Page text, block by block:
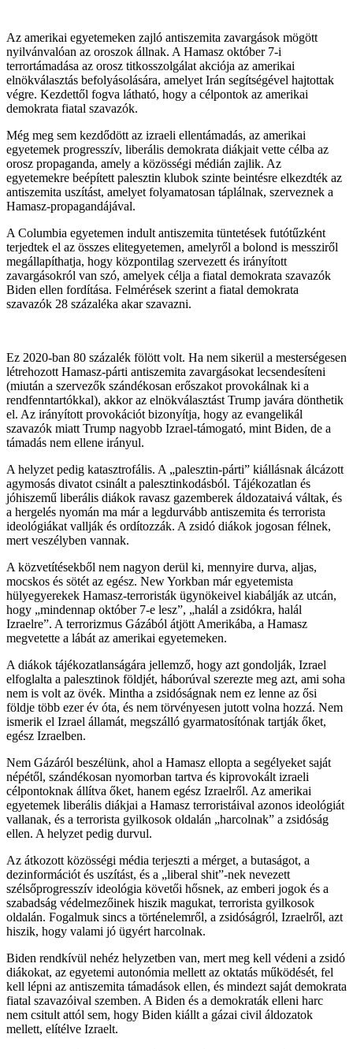
Az amerikai egyetemeken zajló antiszemita zavargások mögött
nyilvánvalóan az oroszok állnak. A Hamasz október 7-i
terrortámadása az orosz titkosszolgálat akciója az amerikai
elnökválasztás befolyásolására, amelyet Irán segítségével hajtottak
végre. Kezdettől fogva látható, hogy a célpontok az amerikai
demokrata fiatal szavazók.
Még meg sem kezdődött az izraeli ellentámadás, az amerikai
egyetemek progresszív, liberális demokrata diákjait vette célba az
orosz propaganda, amely a közösségi médián zajlik. Az
egyetemekre beépített palesztin klubok szinte beintésre elkezdték az
antiszemita uszítást, amelyet folyamatosan táplálnak, szerveznek a
Hamasz-propagandájával.
A Columbia egyetemen indult antiszemita tüntetések futótűzként
terjedtek el az összes elitegyetemen, amelyről a bolond is messziről
megállapíthatja, hogy központilag szervezett és irányított
zavargásokról van szó, amelyek célja a fiatal demokrata szavazók
Biden ellen fordítása. Felmérések szerint a fiatal demokrata
szavazók 28 százaléka akar szavazni.
Ez 2020-ban 80 százalék fölött volt. Ha nem sikerül a mesterségesen
létrehozott Hamasz-párti antiszemita zavargásokat lecsendesíteni
(miután a szervezők szándékosan erőszakot provokálnak ki a
rendfenntartókkal), akkor az elnökválasztást Trump javára dönthetik
el. Az irányított provokációt bizonyítja, hogy az evangelikál
szavazók miatt Trump nagyobb Izrael-támogató, mint Biden, de a
támadás nem ellene irányul.
A helyzet pedig katasztrofális. A „palesztin-párti” kiállásnak álcázott
agymosás divatot csinált a palesztinkodásból. Tájékozatlan és
jóhiszemű liberális diákok ravasz gazemberek áldozataivá váltak, és
a hergelés nyomán ma már a legdurvább antiszemita és terrorista
ideológiákat vallják és ordítozzák. A zsidó diákok jogosan félnek,
mert veszélyben vannak.
A közvetítésekből nem nagyon derül ki, mennyire durva, aljas,
mocskos és sötét az egész. New Yorkban már egyetemista
hülyegyerekek Hamasz-terroristák ügynökeivel kiabálják az utcán,
hogy „mindennap október 7-e lesz”, „halál a zsidókra, halál
Izraelre”. A terrorizmus Gázából átjött Amerikába, a Hamasz
megvetette a lábát az amerikai egyetemeken.
A diákok tájékozatlanságára jellemző, hogy azt gondolják, Izrael
elfoglalta a palesztinok földjét, háborúval szerezte meg azt, ami soha
nem is volt az övék. Mintha a zsidóságnak nem ez lenne az ősi
földje több ezer év óta, és nem törvényesen jutott volna hozzá. Nem
ismerik el Izrael államát, megszálló gyarmatosítónak tartják őket,
egész Izraelben.
Nem Gázáról beszélünk, ahol a Hamasz ellopta a segélyeket saját
népétől, szándékosan nyomorban tartva és kiprovokált izraeli
célpontoknak állítva őket, hanem egész Izraelről. Az amerikai
egyetemek liberális diákjai a Hamasz terroristáival azonos ideológiát
vallanak, és a terrorista gyilkosok oldalán „harcolnak” a zsidóság
ellen. A helyzet pedig durvul.
Az átkozott közösségi média terjeszti a mérget, a butaságot, a
dezinformációt és uszítást, és a „liberal shit”-nek nevezett
szélsőprogresszív ideológia követői hősnek, az emberi jogok és a
szabadság védelmezőinek hiszik magukat, terrorista gyilkosok
oldalán. Fogalmuk sincs a történelemről, a zsidóságról, Izraelről, azt
hiszik, hogy valami jó ügyért harcolnak.
Biden rendkívül nehéz helyzetben van, mert meg kell védeni a zsidó
diákokat, az egyetemi autonómia mellett az oktatás működését, fel
kell lépni az antiszemita támadások ellen, és mindezt saját demokrata
fiatal szavazóival szemben. A Biden és a demokraták elleni harc
nem csitult attól sem, hogy Biden kiállt a gázai civil áldozatok
mellett, elítélve Izraelt.